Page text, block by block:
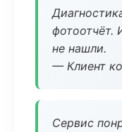
фотоотчёт.
не нашли.
— Клиент
Сервис